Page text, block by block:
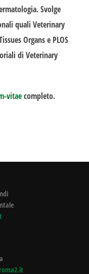
Svolge
quali Veterinary
Organs e PLOS
di Veterinary
vitaecompleto.